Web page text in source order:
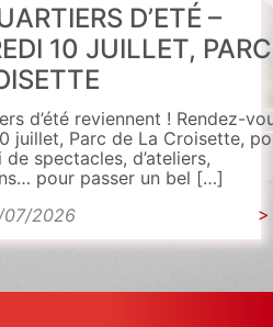
D’ETÉ –
10 JUILLET,
d’été reviennent ! Rendez-
juillet, Parc de La Croisette,
spectacles, d’ateliers,
pour passer un bel […]
07/2026